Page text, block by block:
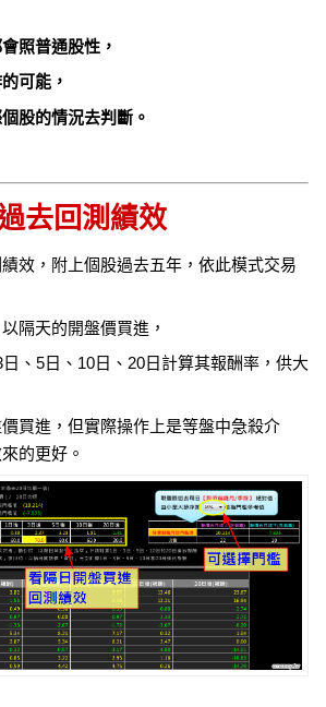
照普通股性，
可能，
股的情況去判斷。
去回測績效
效，附上個股過去五年，依此模式交易
隔天的開盤價買進，
、5日、10日、20日計算其報酬率，供大
買進，但實際操作上是等盤中急殺介
的更好。​